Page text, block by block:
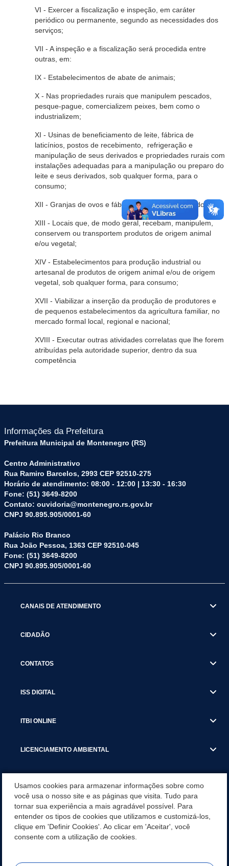
VI - Exercer a fiscalização e inspeção, em caráter
periódico ou permanente, segundo as necessidades dos
serviços;
VII - A inspeção e a fiscalização será procedida entre
outras, em:
IX - Estabelecimentos de abate de animais;
X - Nas propriedades rurais que manipulem pescados,
pesque-pague, comercializem peixes, bem como o
industrializem;
XI - Usinas de beneficiamento de leite, fábrica de
laticínios, postos de recebimento, refrigeração e
manipulação de seus derivados e propriedades rurais com
instalações adequadas para a manipulação ou preparo do
leite e seus derivados, sob qualquer forma, para o
consumo;
XII - Granjas de ovos e fábrica de produtos derivados;
XIII - Locais que, de modo geral, recebam, manipulem,
conservem ou transportem produtos de origem animal
e/ou vegetal;
XIV - Estabelecimentos para produção industrial ou
artesanal de produtos de origem animal e/ou de origem
vegetal, sob qualquer forma, para consumo;
XVII - Viabilizar a inserção da produção de produtores e
de pequenos estabelecimentos da agricultura familiar, no
mercado formal local, regional e nacional;
XVIII - Executar outras atividades correlatas que lhe forem
atribuídas pela autoridade superior, dentro da sua
competência
Informações da Prefeitura
Prefeitura Municipal de Montenegro (RS)
Centro Administrativo
Rua Ramiro Barcelos, 2993 CEP 92510-275
Horário de atendimento: 08:00 - 12:00 | 13:30 - 16:30
Fone: (51) 3649-8200
Contato: ouvidoria@montenegro.rs.gov.br
CNPJ 90.895.905/0001-60
Palácio Rio Branco
Rua João Pessoa, 1363 CEP 92510-045
Fone: (51) 3649-8200
CNPJ 90.895.905/0001-60
CANAIS DE ATENDIMENTO
CIDADÃO
CONTATOS
ISS DIGITAL
ITBI ONLINE
LICENCIAMENTO AMBIENTAL
SERVIÇOS
SERVIÇOS DO DEPARTAMENTO DE RECEITA MUNICIPAL
Usamos cookies para armazenar informações sobre como
você usa o nosso site e as páginas que visita. Tudo para
tornar sua experiência a mais agradável possível. Para
entender os tipos de cookies que utilizamos e customizá-los,
clique em 'Definir Cookies'. Ao clicar em 'Aceitar', você
consente com a utilização de cookies.